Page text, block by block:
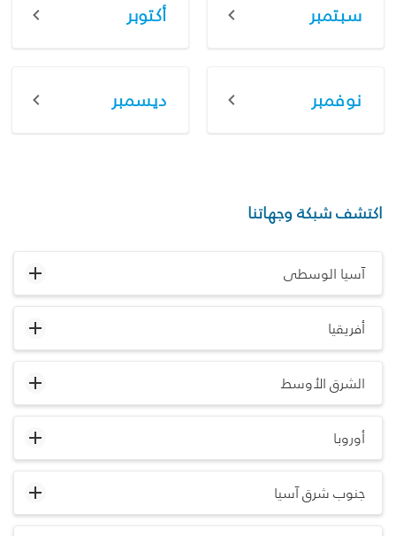
سبتمبر أكتوبر
نوفمبر ديسمبر
اكتشف شبكة وجهاتنا
آسيا الوسطى
أفريقيا
الشرق الأوسط
أوروبا
جنوب شرق آسيا